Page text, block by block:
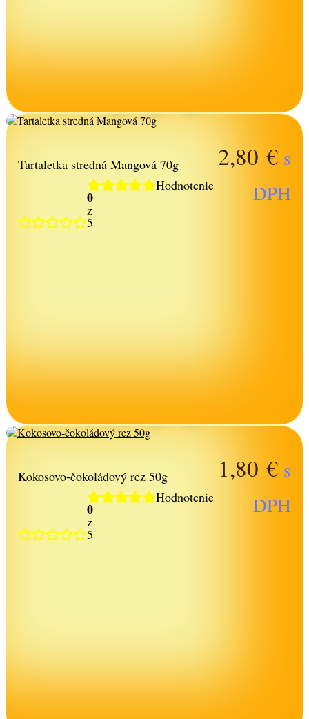
Tartaletka stredná Mangová 70g
Hodnotenie
0
z
5
2,80 € s
DPH
Kokosovo-čokoládový rez 50g
Hodnotenie
0
z
5
1,80 € s
DPH